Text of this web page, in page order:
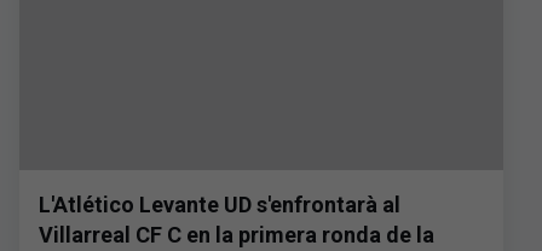
L'Atlético Levante UD s'enfrontarà al
Villarreal CF C en la primera ronda de la